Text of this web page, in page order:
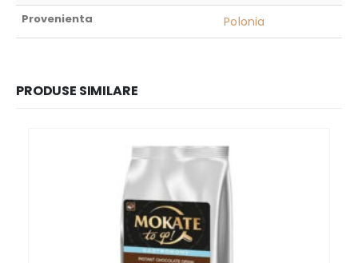
Provenienta Polonia
PRODUSE SIMILARE